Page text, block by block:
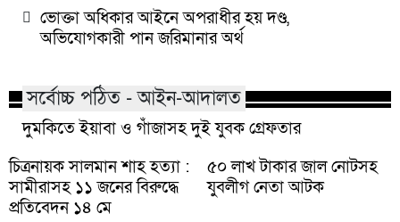
ভোক্তা অধিকার আইনে অপরাধীর হয় দণ্ড,
অভিযোগকারী পান জরিমানার অর্থ
সর্বোচ্চ পঠিত - আইন-আদালত
দুমকিতে ইয়াবা ও গাঁজাসহ দুই যুবক গ্রেফতার
চিত্রনায়ক সালমান শাহ হত্যা :
সামীরাসহ ১১ জনের বিরুদ্ধে
প্রতিবেদন ১৪ মে
৫০ লাখ টাকার জাল নোটসহ
যুবলীগ নেতা আটক